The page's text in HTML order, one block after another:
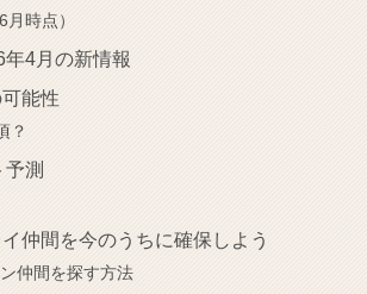
時点）
4月の新情報
能性
？
測
仲間を今のうちに確保しよう
仲間を探す方法